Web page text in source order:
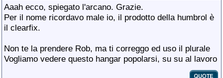
Aaah ecco, spiegato l'arcano. Grazie.
Per il nome ricordavo male io, il prodotto della humbrol è
il clearfix.
Non te la prendere Rob, ma ti correggo ed uso il plurale
Vogliamo vedere questo hangar popolarsi, su su al lavoro